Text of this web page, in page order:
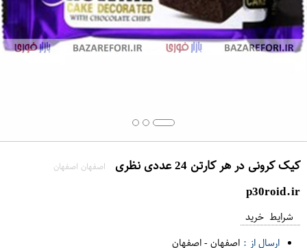
کیک کرونی در هر کارتن 24 عددی نظری اصفهان اصفهان
p30roid.ir
شرایط خرید
ارسال از : اصفهان-اصفهان